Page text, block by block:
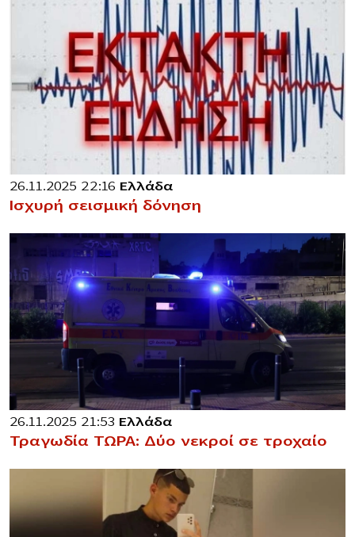
26.11.2025 22:16 Ελλάδα
Ισχυρή σεισμική δόνηση
26.11.2025 21:53 Ελλάδα
Τραγωδία ΤΩΡΑ: Δύο νεκροί σε τροχαίο